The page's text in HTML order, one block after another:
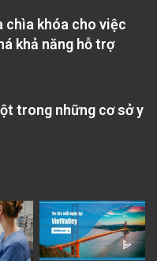
chìa khóa cho việc
khả năng hỗ trợ
trong những cơ sở y